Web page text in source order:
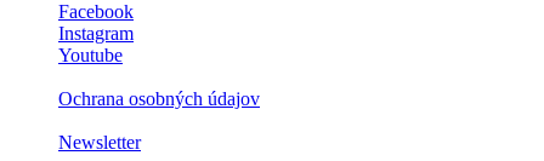
Facebook
Instagram
Youtube
Ochrana osobných údajov
Newsletter